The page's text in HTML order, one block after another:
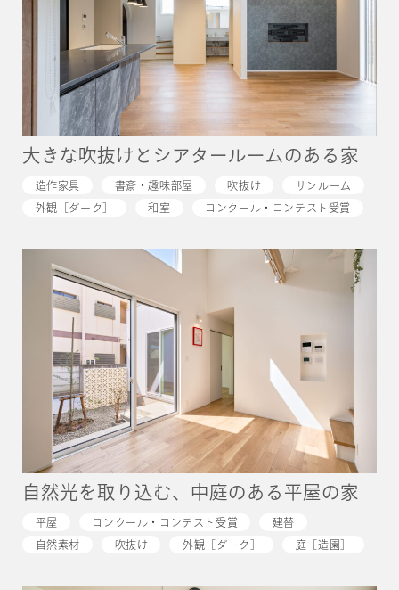
大きな吹抜けとシアタールームのある家
造作家具 書斎・趣味部屋 吹抜け サンルーム
外観［ダーク］ 和室 コンクール・コンテスト受賞
自然光を取り込む、中庭のある平屋の家
平屋 コンクール・コンテスト受賞 建替
自然素材 吹抜け 外観［ダーク］ 庭［造園］